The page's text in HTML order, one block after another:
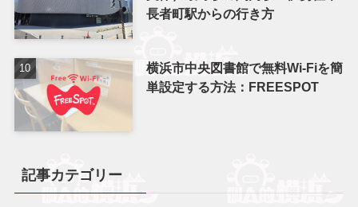
長者町駅からの行き方
横浜市中央図書館で無料Wi-Fiを簡
単設定する方法：FREESPOT
記事カテゴリー